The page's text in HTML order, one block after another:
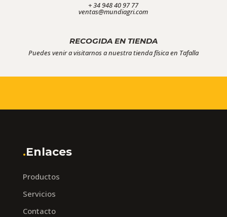
+ 34 948 40 97 77
ventas@mundiagri.com
RECOGIDA EN TIENDA
Puedes venir a visitarnos a nuestra tienda física en Tafalla
.Enlaces
Productos
Servicios
Contacto